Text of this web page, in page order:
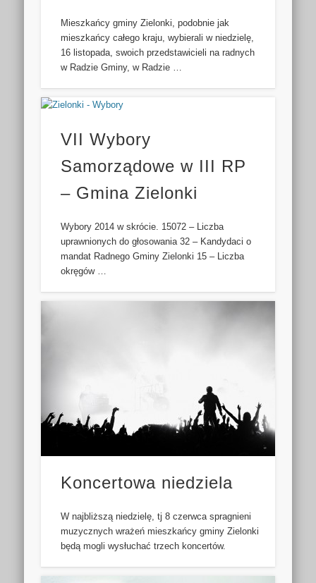
Mieszkańcy gminy Zielonki, podobnie jak
mieszkańcy całego kraju, wybierali w niedzielę,
16 listopada, swoich przedstawicieli na radnych
w Radzie Gminy, w Radzie …
VII Wybory
Samorządowe w III RP
– Gmina Zielonki
Wybory 2014 w skrócie. 15072 – Liczba
uprawnionych do głosowania 32 – Kandydaci o
mandat Radnego Gminy Zielonki 15 – Liczba
okręgów …
Koncertowa niedziela
W najbliższą niedzielę, tj 8 czerwca spragnieni
muzycznych wrażeń mieszkańcy gminy Zielonki
będą mogli wysłuchać trzech koncertów.